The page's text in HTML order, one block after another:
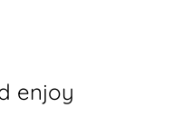
enjoy